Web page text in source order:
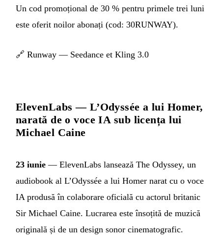
Un cod promoțional de 30 % pentru primele trei luni
este oferit noilor abonați (cod: 30RUNWAY).
🔗 Runway — Seedance et Kling 3.0
ElevenLabs — L’Odyssée a lui Homer,
narată de o voce IA sub licența lui
Michael Caine
23 iunie — ElevenLabs lansează The Odyssey, un
audiobook al L’Odyssée a lui Homer narat cu o voce
IA produsă în colaborare oficială cu actorul britanic
Sir Michael Caine. Lucrarea este însoțită de muzică
originală și de un design sonor cinematografic.